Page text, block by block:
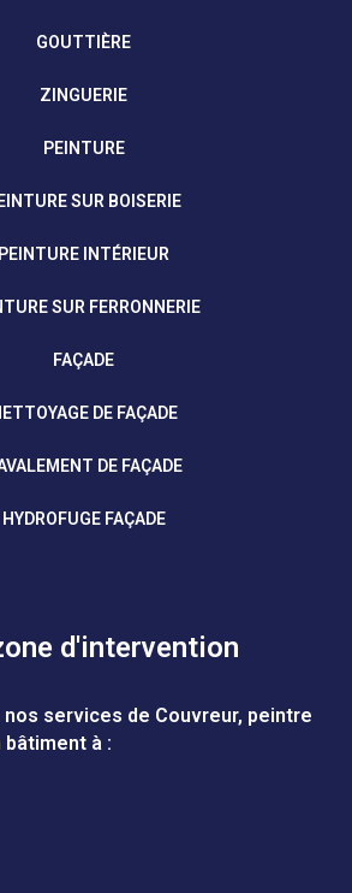
GOUTTIÈRE
ZINGUERIE
PEINTURE
SUR BOISERIE
PEINTURE INTÉRIEUR
SUR FERRONNERIE
FAÇADE
DE FAÇADE
DE FAÇADE
HYDROFUGE FAÇADE
d'intervention
services de Couvreur, peintre
à :